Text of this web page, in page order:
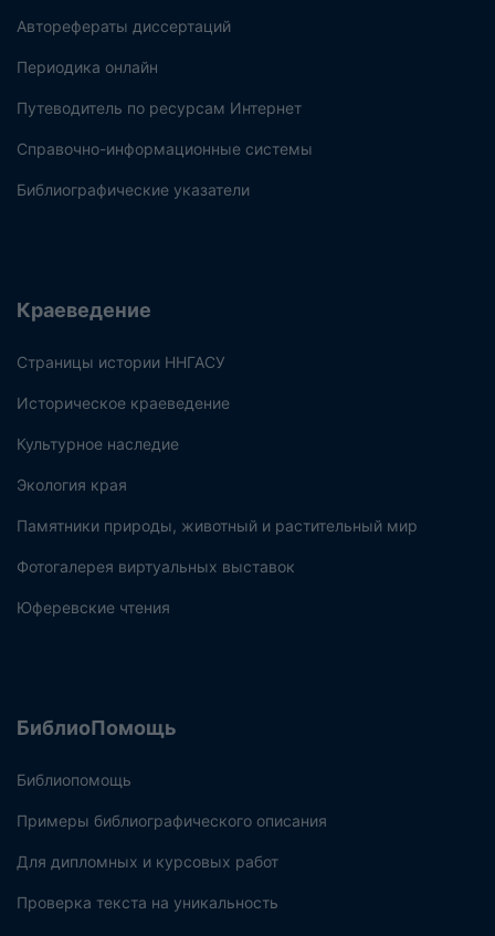
Авторефераты диссертаций
Периодика онлайн
Путеводитель по ресурсам Интернет
Справочно-информационные системы
Библиографические указатели
Краеведение
Страницы истории ННГАСУ
Историческое краеведение
Культурное наследие
Экология края
Памятники природы, животный и растительный мир
Фотогалерея виртуальных выставок
Юферевские чтения
БиблиоПомощь
Библиопомощь
Примеры библиографического описания
Для дипломных и курсовых работ
Проверка текста на уникальность